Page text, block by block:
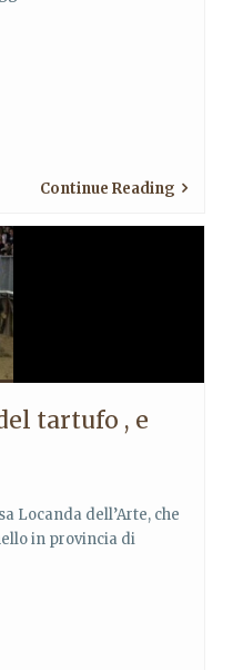
Continue Reading
tartufo , e
Locanda dell’Arte, che
in provincia di